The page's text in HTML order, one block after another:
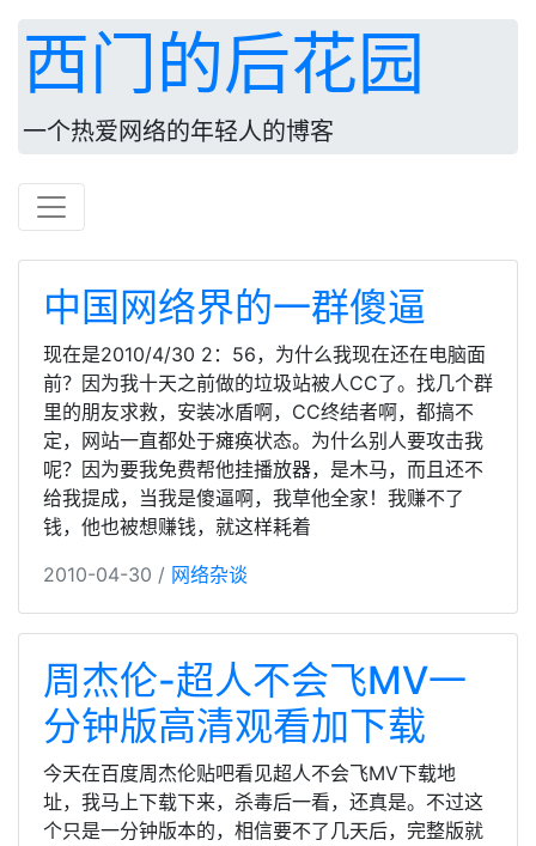
西门的后花园
一个热爱网络的年轻人的博客
中国网络界的一群傻逼
现在是2010/4/30 2：56，为什么我现在还在电脑面
前？因为我十天之前做的垃圾站被人CC了。找几个群
里的朋友求救，安装冰盾啊，CC终结者啊，都搞不
定，网站一直都处于瘫痪状态。为什么别人要攻击我
呢？因为要我免费帮他挂播放器，是木马，而且还不
给我提成，当我是傻逼啊，我草他全家！我赚不了
钱，他也被想赚钱，就这样耗着
2010-04-30 / 网络杂谈
周杰伦-超人不会飞MV一
分钟版高清观看加下载
今天在百度周杰伦贴吧看见超人不会飞MV下载地
址，我马上下载下来，杀毒后一看，还真是。不过这
个只是一分钟版本的，相信要不了几天后，完整版就